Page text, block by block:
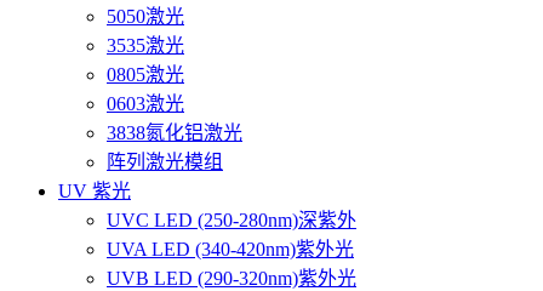
5050激光
3535激光
0805激光
0603激光
3838氮化铝激光
阵列激光模组
UV 紫光
UVC LED (250-280nm)深紫外
UVA LED (340-420nm)紫外光
UVB LED (290-320nm)紫外光